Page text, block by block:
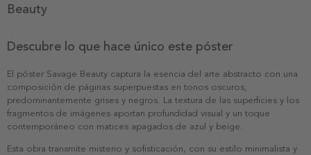
Beauty
Descubre lo que hace único este póster
El póster Savage Beauty captura la esencia del arte abstracto con una
composición de páginas superpuestas en tonos oscuros,
predominantemente grises y negros. La textura de las superficies y los
fragmentos de imágenes aportan profundidad visual y un toque
contemporáneo con matices apagados de azul y beige.
Esta obra transmite misterio y sofisticación, con su estilo minimalista y